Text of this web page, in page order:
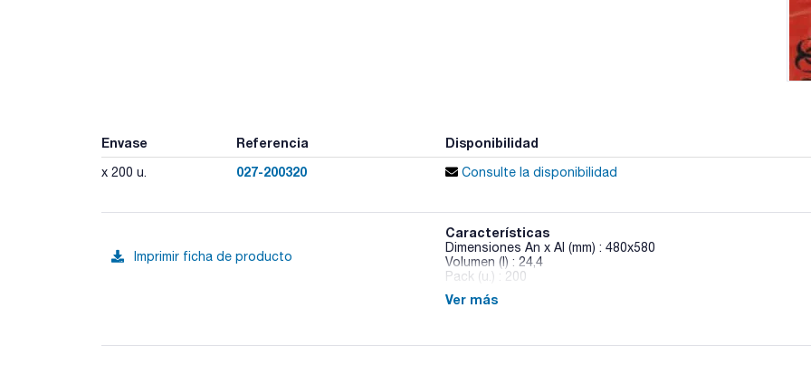
Envase Referencia Disponibilidad
x 200 u. 027-200320 Consulte la disponibilidad
Imprimir ficha de producto
Características
Dimensiones An x Al (mm) : 480x580
Volumen (l) : 24,4
Pack (u.) : 200
Serigrafiadas con símbolo de peligrosidad e instrucciones
Ver más